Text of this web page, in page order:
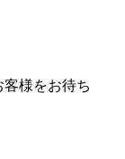
様をお待ち